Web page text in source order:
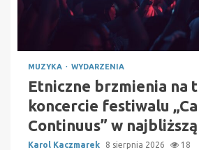
MUZYKA WYDARZENIA
Etniczne brzmienia na
koncercie festiwalu
Continuus” w
Karol Kaczmarek 8 sierpnia 2026 18